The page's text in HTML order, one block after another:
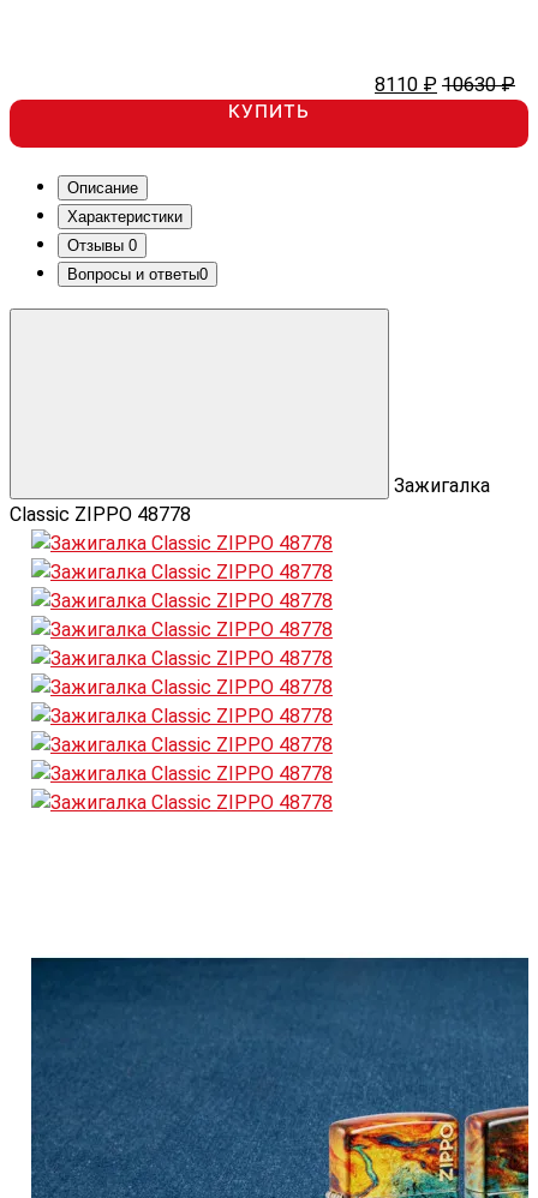
8110 ₽ 10630 ₽
КУПИТЬ
Описание
Характеристики
Отзывы 0
Вопросы и ответы0
Зажигалка
Classic ZIPPO 48778